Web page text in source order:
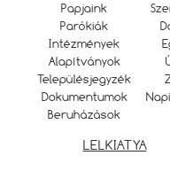
Papjaink
Parókiák
Intézmények
Alapítványok
Településjegyzék
Dokumentumok
Beruházások
LELKIATYA